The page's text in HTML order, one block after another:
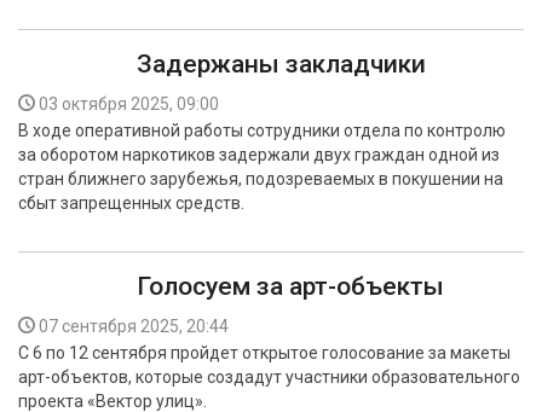
Задержаны закладчики
03 октября 2025, 09:00
В ходе оперативной работы сотрудники отдела по контролю
за оборотом наркотиков задержали двух граждан одной из
стран ближнего зарубежья, подозреваемых в покушении на
сбыт запрещенных средств.
Голосуем за арт-объекты
07 сентября 2025, 20:44
С 6 по 12 сентября пройдет открытое голосование за макеты
арт-объектов, которые создадут участники образовательного
проекта «Вектор улиц».